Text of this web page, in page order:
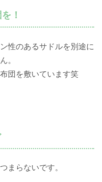
！
性のあるサドルを別途に
。
団を敷いています笑
まらないです。